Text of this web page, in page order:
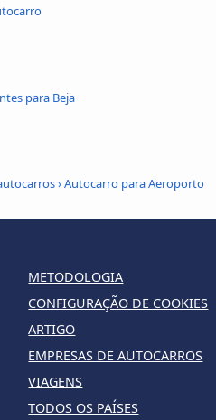
para Beja
›Autocarro para Aeroporto
METODOLOGIA
CONFIGURAÇÃO DE COOKIES
ARTIGO
EMPRESAS DE AUTOCARROS
VIAGENS
TODOS OS PAÍSES